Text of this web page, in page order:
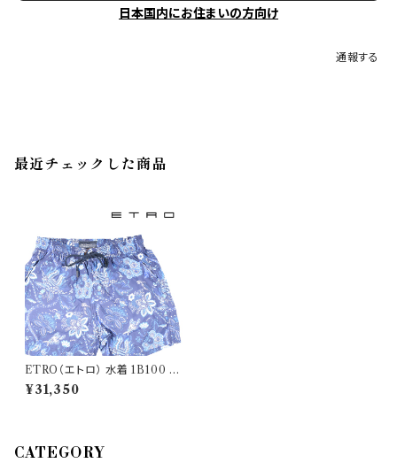
日本国内にお住まいの方向け
通報する
最近チェックした商品
ETRO（エトロ） 水着 1B100 2
3027
¥31,350
CATEGORY